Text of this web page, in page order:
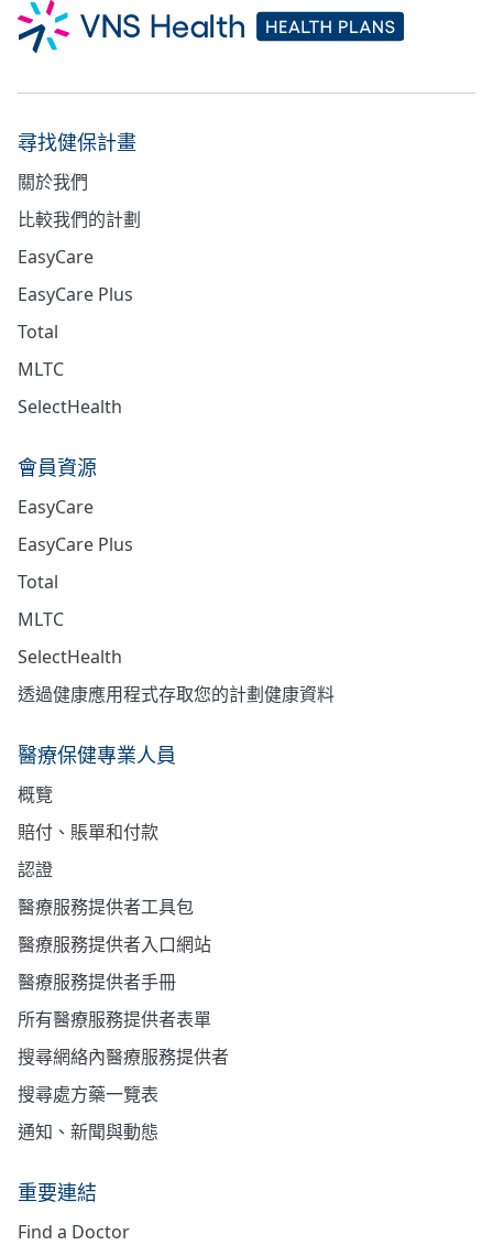
尋找健保計畫
關於我們
比較我們的計劃
EasyCare
EasyCare Plus
Total
MLTC
SelectHealth
會員資源
EasyCare
EasyCare Plus
Total
MLTC
SelectHealth
透過健康應用程式存取您的計劃健康資料
醫療保健專業人員
概覽
賠付、賬單和付款
認證
醫療服務提供者工具包
醫療服務提供者入口網站
醫療服務提供者手冊
所有醫療服務提供者表單
搜尋網絡內醫療服務提供者
搜尋處方藥一覽表
通知、新聞與動態
重要連結
Find a Doctor